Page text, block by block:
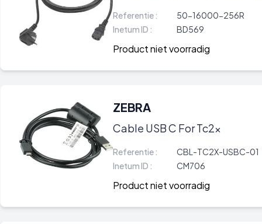
Referentie :
50-16000-256R
Inetum ID :
BD569
Product niet voorradig
ZEBRA
Cable USB C For Tc2x
Referentie :
CBL-TC2X-USBC-01
Inetum ID :
CM706
Product niet voorradig